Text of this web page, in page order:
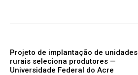
Projeto de implantação de unidades
rurais seleciona produtores —
Universidade Federal do Acre